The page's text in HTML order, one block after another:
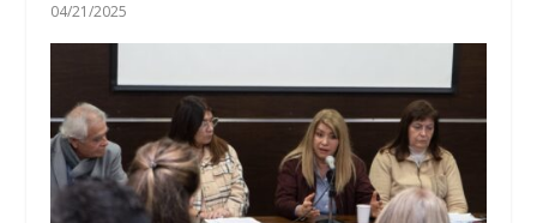
04/21/2025